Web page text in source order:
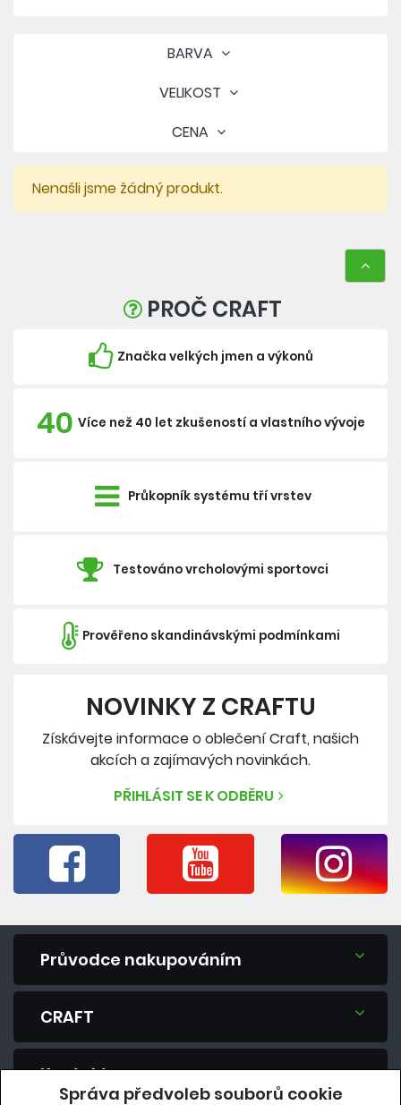
Správa předvoleb souborů cookie
BARVA
VELIKOST
CENA
Nenašli jsme žádný produkt.
PROČ CRAFT
Značka velkých jmen a výkonů
40 Více než 40 let zkušeností a vlastního vývoje
Průkopník systému tří vrstev
Testováno vrcholovými sportovci
Prověřeno skandinávskými podmínkami
NOVINKY Z CRAFTU
Získávejte informace o oblečení Craft, našich
akcích a zajímavých novinkách.
PŘIHLÁSIT SE K ODBĚRU
Průvodce nakupováním
CRAFT
Kontakt